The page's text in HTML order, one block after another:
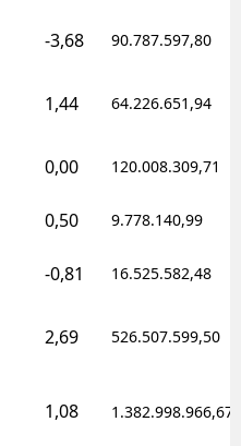
-3,68 90.787.597,80
1,44 64.226.651,94
0,00 120.008.309,71
0,50 9.778.140,99
-0,81 16.525.582,48
2,69 526.507.599,50
1,08 1.382.998.966,67